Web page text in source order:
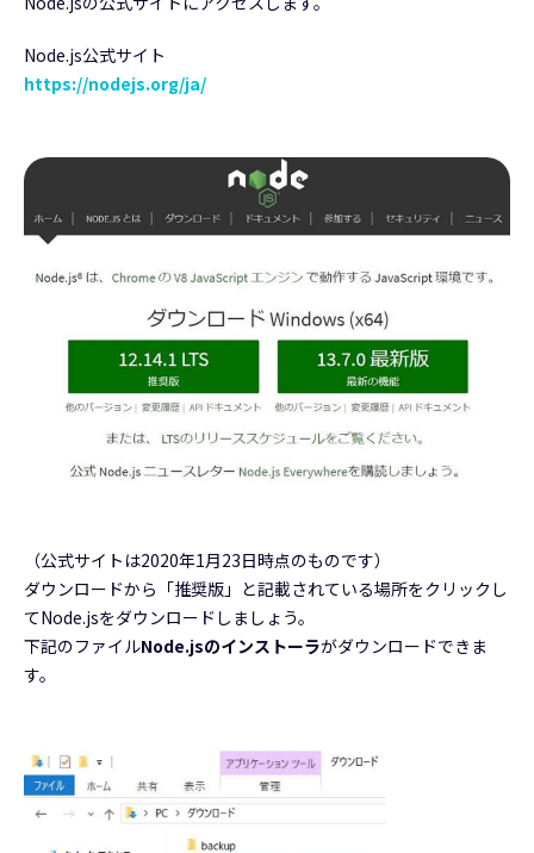
Node.js公式サイト
https://nodejs.org/ja/
（公式サイトは2020年1月23日時点のものです）
ダウンロードから「推奨版」と記載されている場所をクリックし
てNode.jsをダウンロードしましょう。
下記のファイルNode.jsのインストーラがダウンロードできま
す。